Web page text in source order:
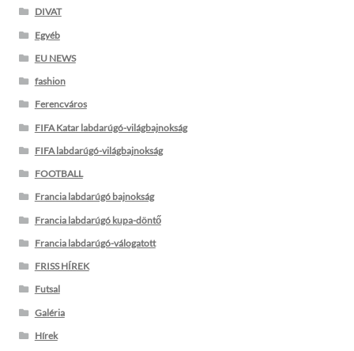
DIVAT
Egyéb
EU NEWS
fashion
Ferencváros
FIFA Katar labdarúgó-világbajnokság
FIFA labdarúgó-világbajnokság
FOOTBALL
Francia labdarúgó bajnokság
Francia labdarúgó kupa-döntő
Francia labdarúgó-válogatott
FRISS HÍREK
Futsal
Galéria
Hírek